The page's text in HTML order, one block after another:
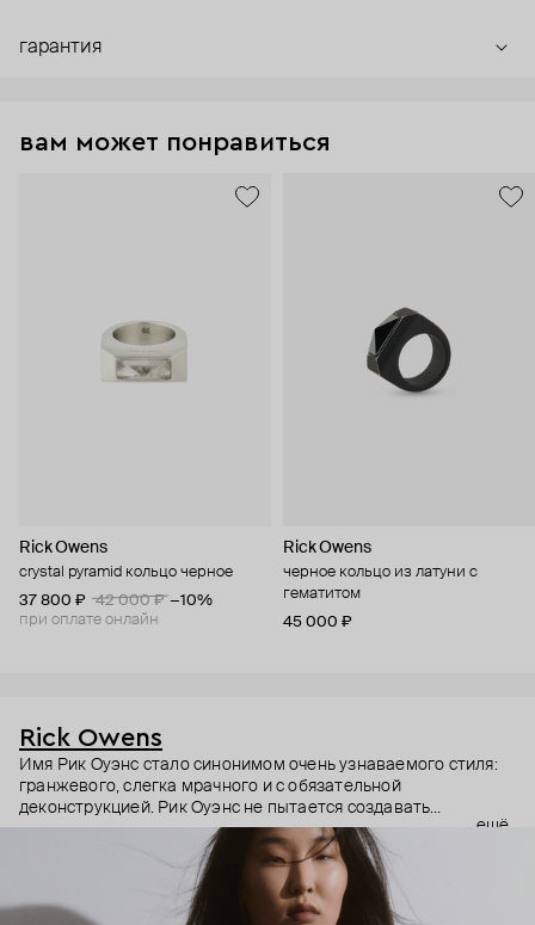
гарантия
вам может понравиться
Rick Owens
crystal pyramid кольцо черное
37 800 ₽
42 000 ₽ −10%
при оплате онлайн
Rick Owens
черное кольцо из латуни с
гематитом
45 000 ₽
Rick Owens
Имя Рик Оуэнс стало синонимом очень узнаваемого стиля:
гранжевого, слегка мрачного и с обязательной
деконструкцией. Рик Оуэнс не пытается создавать
трендовое, но будто бы гнет свою линию. Вещи из дорогих
материалов специально делает сразу потрепанными. Не
обновляет коллекции, а перевыпускает по множеству раз
культовые модели бренда. Из показов делает настоящие
перформансы. И да, за такое отношение бренд полюбили во
ещё